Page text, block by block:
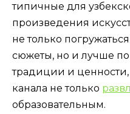
типичные для
произведения
не только
сюжеты, но и лучше
традиции и ценности,
канала не только
образовательным.